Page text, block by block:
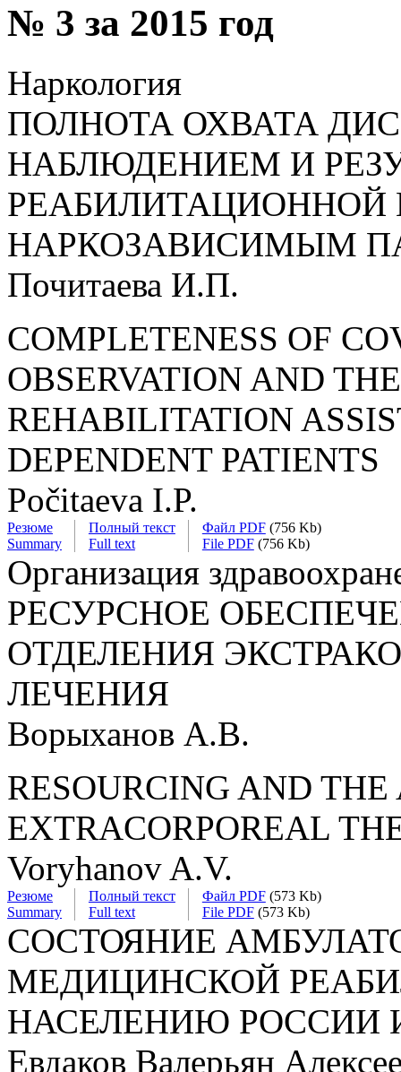
№ 3 за 2015 год
Наркология
ПОЛНОТА ОХВАТА
НАБЛЮДЕНИЕМ И
НАРКОЗАВИСИМЫМ
Почитаева И.П.
COMPLETENESS OF
OBSERVATION AND
REHABILITATION
DEPENDENT PATIENTS
Počitaeva I.P.
Резюме
Summary
Полный текст
Full text
Файл PDF(756 Kb)
File PDF(756 Kb)
Организация
РЕСУРСНОЕ
ОТДЕЛЕНИЯ
ЛЕЧЕНИЯ
Ворыханов А.В.
RESOURCING AND
EXTRACORPOREAL
Voryhanov A.V.
Резюме
Summary
Полный текст
Full text
Файл PDF(573 Kb)
File PDF(573 Kb)
СОСТОЯНИЕ
МЕДИЦИНСКОЙ
НАСЕЛЕНИЮ РОССИИ
Евдаков Валерьян